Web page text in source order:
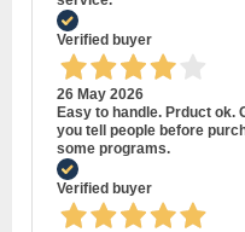
Verified buyer
26 May 2026
Easy to handle. Prduct ok.
you tell people before
some programs.
Verified buyer